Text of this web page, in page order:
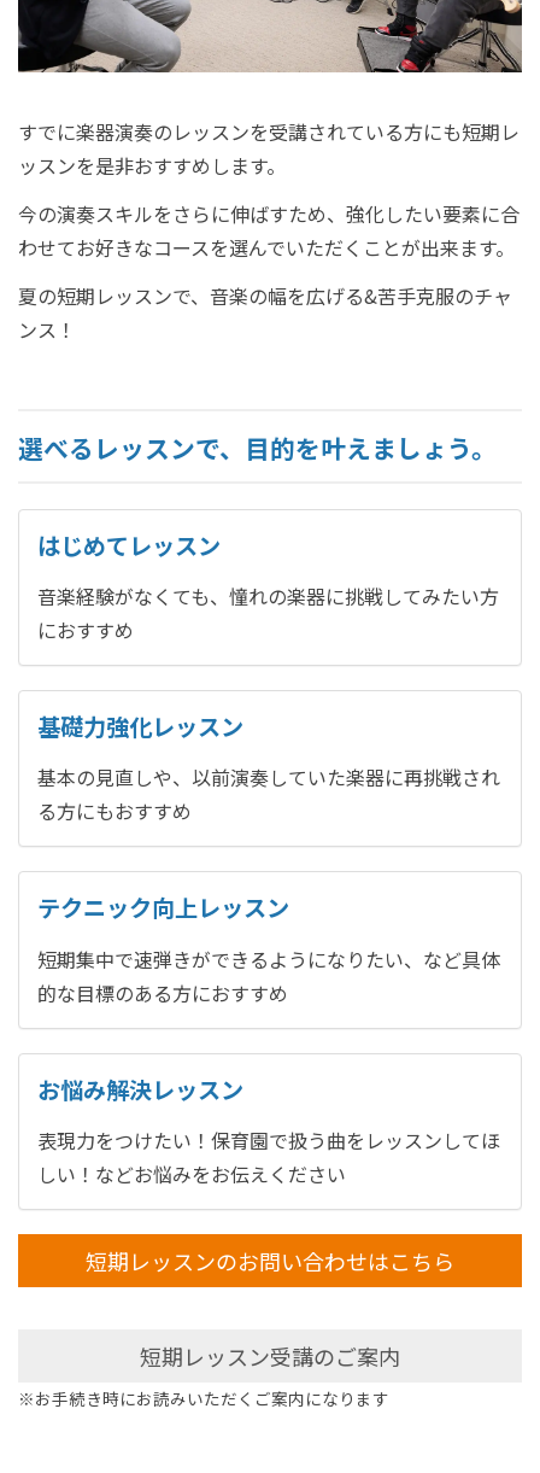
すでに楽器演奏のレッスンを受講されている方にも短期レ
ッスンを是非おすすめします。
今の演奏スキルをさらに伸ばすため、強化したい要素に合
わせてお好きなコースを選んでいただくことが出来ます。
夏の短期レッスンで、音楽の幅を広げる&苦手克服のチャ
ンス！
選べるレッスンで、目的を叶えましょう。
はじめてレッスン
音楽経験がなくても、憧れの楽器に挑戦してみたい方
におすすめ
基礎力強化レッスン
基本の見直しや、以前演奏していた楽器に再挑戦され
る方にもおすすめ
テクニック向上レッスン
短期集中で速弾きができるようになりたい、など具体
的な目標のある方におすすめ
お悩み解決レッスン
表現力をつけたい！保育園で扱う曲をレッスンしてほ
しい！などお悩みをお伝えください
短期レッスンのお問い合わせはこちら
短期レッスン受講のご案内
※お手続き時にお読みいただくご案内になります